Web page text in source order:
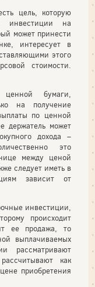
цель, которую
инвестиции на
может принести
ин­тересует в
этого
стоимости.
ценной бумаги,
на получение
по ценной
держатель может
дохода –
это
между ценой
следует иметь в
зависит от
инвестиции,
происходит
ее продажа, то
выплачиваемых
рассматривают
как
приобретения